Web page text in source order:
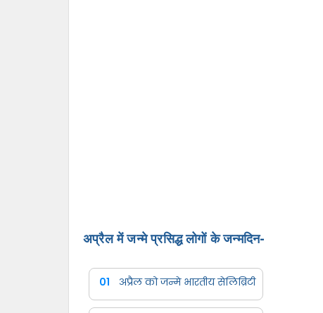
अप्रैल में जन्मे प्रसिद्ध लोगों के जन्मदिन-
01 अप्रैल को जन्मे भारतीय सेलिब्रिटी